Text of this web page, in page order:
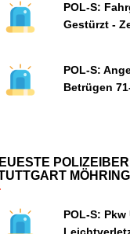
POL-S:
Gestürzt -
POL-S:
Betrügen
POL-S: